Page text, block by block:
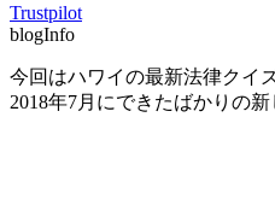
Trustpilot
blogInfo
今回はハワイの最新法律クイ
2018年7月にできたばかりの